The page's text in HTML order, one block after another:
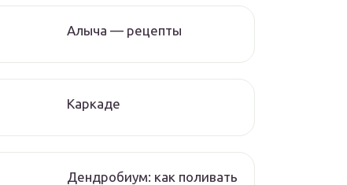
Алыча — рецепты
Каркаде
Дендробиум: как поливать